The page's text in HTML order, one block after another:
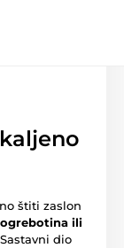
štiti zaslon
ili
Sastavni dio